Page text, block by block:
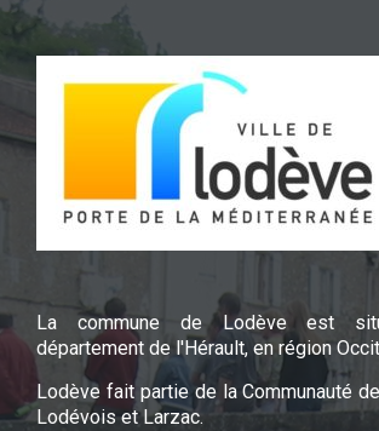
La commune de Lodève est
département de l'Hérault, en région
Lodève fait partie de la Communauté
Lodévois et Larzac.